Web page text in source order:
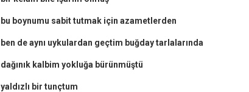
bu boynumu sabit tutmak için azametlerden
ben de aynı uykulardan geçtim buğday tarlalarında
dağınık kalbim yokluğa bürünmüştü
yaldızlı bir tunçtum